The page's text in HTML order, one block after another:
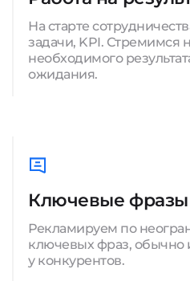
На старте
задачи, KPI. Стремимся
необходимого
ожидания.
Ключевые фразы
Рекламируем по
ключевых фраз, обычно
у конкурентов.